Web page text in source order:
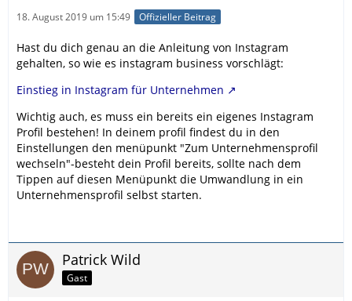
18. August 2019 um 15:49 Offizieller Beitrag
Hast du dich genau an die Anleitung von Instagram
gehalten, so wie es instagram business vorschlägt:
Einstieg in Instagram für Unternehmen
Wichtig auch, es muss ein bereits ein eigenes Instagram
Profil bestehen! In deinem profil findest du in den
Einstellungen den menüpunkt "Zum Unternehmensprofil
wechseln"-besteht dein Profil bereits, sollte nach dem
Tippen auf diesen Menüpunkt die Umwandlung in ein
Unternehmensprofil selbst starten.
Patrick Wild
Gast